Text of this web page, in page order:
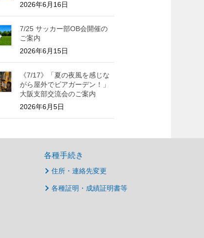
2026年6月16日
7/25 サッカー部OB会開催の
ご案内
2026年6月15日
《7/17》「夏の夜風を感じな
がら屋外でビアガーデン！」
大阪支部交流会のご案内
2026年6月5日
各種手続き
住所・連絡先変更
各種証明・成績証明書等